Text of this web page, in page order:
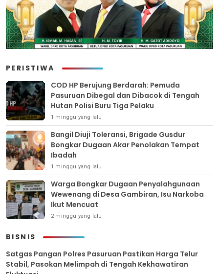
PERISTIWA
COD HP Berujung Berdarah: Pemuda
Pasuruan Dibegal dan Dibacok di Tengah
Hutan Polisi Buru Tiga Pelaku
1 minggu yang lalu
Bangil Diuji Toleransi, Brigade Gusdur
Bongkar Dugaan Akar Penolakan Tempat
Ibadah
1 minggu yang lalu
Warga Bongkar Dugaan Penyalahgunaan
Wewenang di Desa Gambiran, Isu Narkoba
Ikut Mencuat
2 minggu yang lalu
BISNIS
Satgas Pangan Polres Pasuruan Pastikan Harga Telur
Stabil, Pasokan Melimpah di Tengah Kekhawatiran